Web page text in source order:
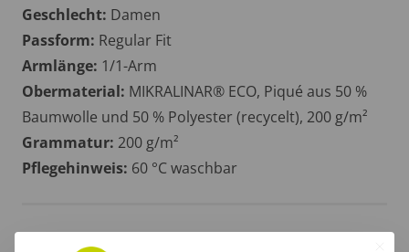
Geschlecht: Damen
Passform: Regular Fit
Armlänge: 1/1-Arm
Obermaterial: MIKRALINAR® ECO, Piqué aus 50 %
Baumwolle und 50 % Polyester (recycelt), 200 g/m²
Grammatur: 200 g/m²
Pflegehinweis: 60 °C waschbar